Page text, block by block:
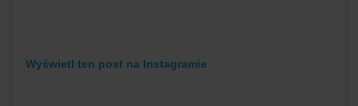
Wyświetl ten post na Instagramie